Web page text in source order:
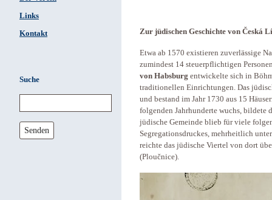
Links
Kontakt
Suche
Senden
Zur jüdischen Geschichte von Česká
Etwa ab 1570 existieren zuverlässige
zumindest 14 steuerpflichtigen
von Habsburg entwickelte sich in
traditionellen Einrichtungen. Das
und bestand im Jahr 1730 aus 15
folgenden Jahrhunderte wuchs, bildete
jüdische Gemeinde blieb für viele
Segregationsdruckes, mehrheitlich
reichte das jüdische Viertel von dort
(Ploučnice).